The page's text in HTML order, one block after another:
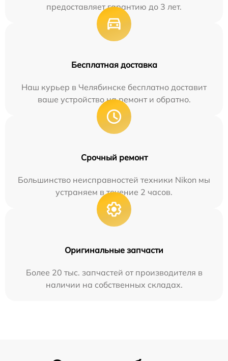
предоставляет гарантию до 3 лет.
Бесплатная доставка
Наш курьер в Челябинске бесплатно доставит
ваше устройство на ремонт и обратно.
Срочный ремонт
Большинство неисправностей техники Nikon мы
устраняем в течение 2 часов.
Оригинальные запчасти
Более 20 тыс. запчастей от производителя в
наличии на собственных складах.